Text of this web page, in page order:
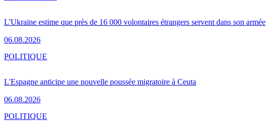
L'Ukraine estime que près de 16 000 volontaires étrangers servent dans son armée
06.08.2026
L'Espagne anticipe une nouvelle poussée migratoire à Ceuta
06.08.2026
POLITIQUE
POLITIQUE